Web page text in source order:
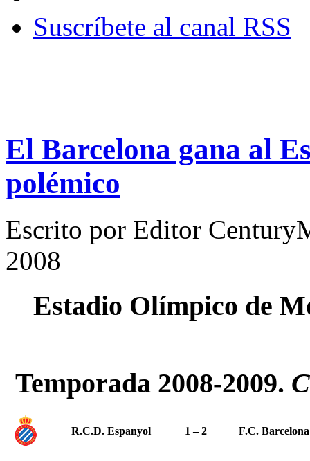
Suscríbete al canal RSS
El Barcelona gana al
polémico
Escrito por Editor
2008
Estadio Olímpico de
Temporada 2008-2009.
R.C.D. Espanyol 1 – 2 F.C. Barcelona